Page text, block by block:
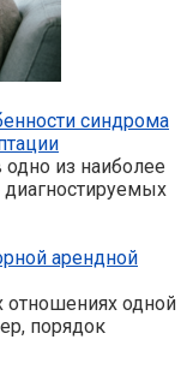
синдрома
одно из наиболее
диагностируемых
арендной
отношениях одной
порядок